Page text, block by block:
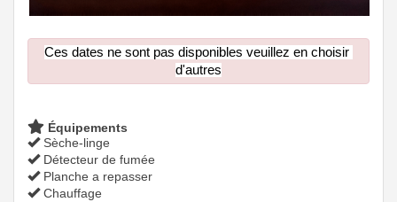
Ces dates ne sont pas disponibles veuillez en choisir
d'autres
Équipements
Sèche-linge
Détecteur de fumée
Planche a repasser
Chauffage